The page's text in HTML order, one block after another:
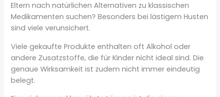
Eltern nach natürlichen Alternativen zu klassischen
Medikamenten suchen? Besonders bei lästigem Husten
sind viele verunsichert.
Viele gekaufte Produkte enthalten oft Alkohol oder
andere Zusatzstoffe, die für Kinder nicht ideal sind. Die
genaue Wirksamkeit ist zudem nicht immer eindeutig
belegt.